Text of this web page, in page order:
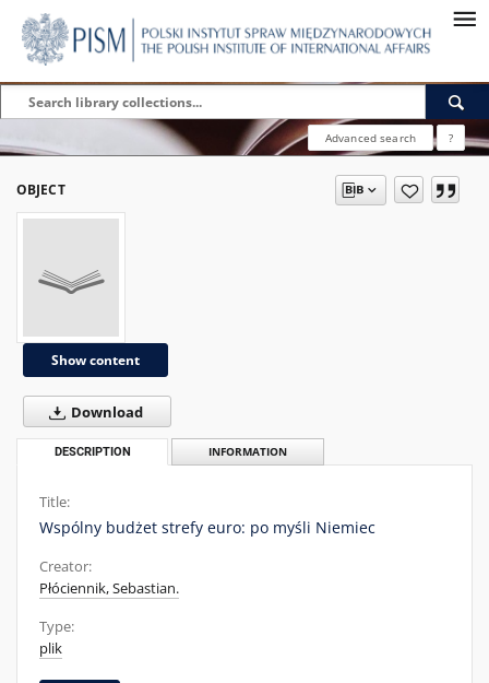
Advanced search ?
OBJECT
Show content
Download
DESCRIPTION INFORMATION
Title:
Wspólny budżet strefy euro: po myśli Niemiec
Creator:
Płóciennik, Sebastian.
Type:
plik